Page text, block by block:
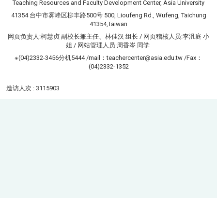
Teaching Resources and Faculty Development Center, Asia University
41354 台中市雾峰区柳丰路500号 500, Lioufeng Rd., Wufeng, Taichung
41354,Taiwan
网页负责人:柯慧贞 副校长兼主任、林佳汉 组长 / 网页稽核人员:李汎庭 小
姐 / 网站管理人员:周香岑 同学
※(04)2332-3456分机5444 /mail：teachercenter@asia.edu.tw /Fax：
(04)2332-1352
造访人次 : 3115903